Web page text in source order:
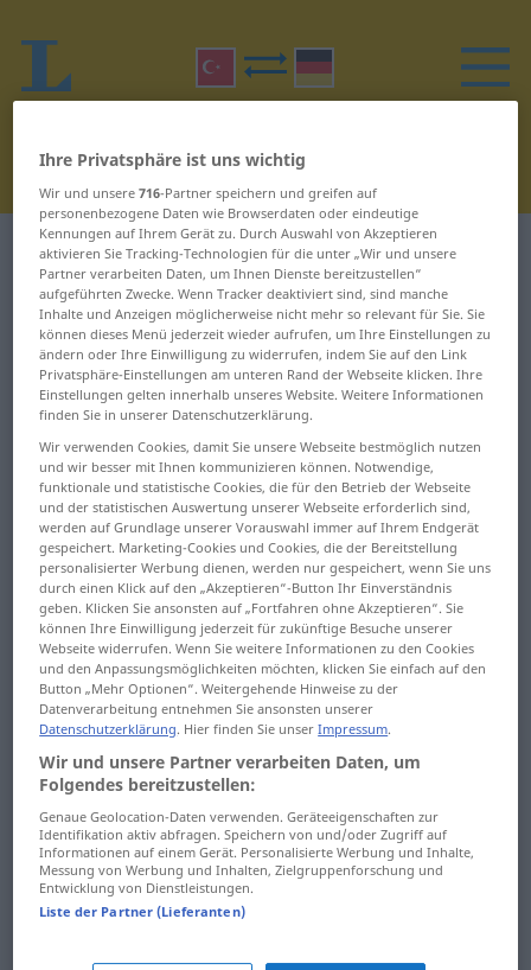
Türkisch-Deutsch Wörterbuch D 4
Wörter auf Türkisch, die mit D
beginnen – dara dar ... davudi
dara dar
daracık
daralma
daralmak
daraltmak
darağacı
darbe
darbuka
darbımesel
dardağan
darılgan
darılmaca
darılmak
dav
dava
dava vekili
davacı
davet
Ihre Privatsphäre ist uns wichtig
Wir und unsere716-Partner speichern und greifen auf
personenbezogene Daten wie Browserdaten oder eindeutige
Kennungen auf Ihrem Gerät zu. Durch Auswahl von Akzeptieren
aktivieren Sie Tracking-Technologien für die unter „Wir und unsere
Partner verarbeiten Daten, um Ihnen Dienste bereitzustellen“
aufgeführten Zwecke. Wenn Tracker deaktiviert sind, sind manche
Inhalte und Anzeigen möglicherweise nicht mehr so relevant für Sie. Sie
können dieses Menü jederzeit wieder aufrufen, um Ihre Einstellungen zu
ändern oder Ihre Einwilligung zu widerrufen, indem Sie auf den Link
Privatsphäre-Einstellungen am unteren Rand der Webseite klicken. Ihre
Einstellungen gelten innerhalb unseres Website. Weitere Informationen
finden Sie in unserer Datenschutzerklärung.
Wir verwenden Cookies, damit Sie unsere Webseite bestmöglich nutzen
und wir besser mit Ihnen kommunizieren können. Notwendige,
funktionale und statistische Cookies, die für den Betrieb der Webseite
und der statistischen Auswertung unserer Webseite erforderlich sind,
werden auf Grundlage unserer Vorauswahl immer auf Ihrem Endgerät
gespeichert. Marketing-Cookies und Cookies, die der Bereitstellung
personalisierter Werbung dienen, werden nur gespeichert, wenn Sie uns
durch einen Klick auf den „Akzeptieren“-Button Ihr Einverständnis
geben. Klicken Sie ansonsten auf „Fortfahren ohne Akzeptieren“. Sie
können Ihre Einwilligung jederzeit für zukünftige Besuche unserer
Webseite widerrufen. Wenn Sie weitere Informationen zu den Cookies
und den Anpassungsmöglichkeiten möchten, klicken Sie einfach auf den
Button „Mehr Optionen“. Weitergehende Hinweise zu der
Datenverarbeitung entnehmen Sie ansonsten unserer
Datenschutzerklärung. Hier finden Sie unserImpressum.
Wir und unsere Partner verarbeiten Daten, um
Folgendes bereitzustellen:
Genaue Geolocation-Daten verwenden. Geräteeigenschaften zur
Identifikation aktiv abfragen. Speichern von und/oder Zugriff auf
Informationen auf einem Gerät. Personalisierte Werbung und Inhalte,
Messung von Werbung und Inhalten, Zielgruppenforschung und
Entwicklung von Dienstleistungen.
Liste der Partner (Lieferanten)